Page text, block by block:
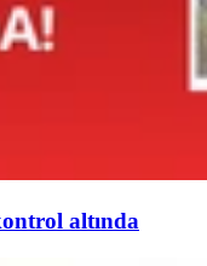
altında